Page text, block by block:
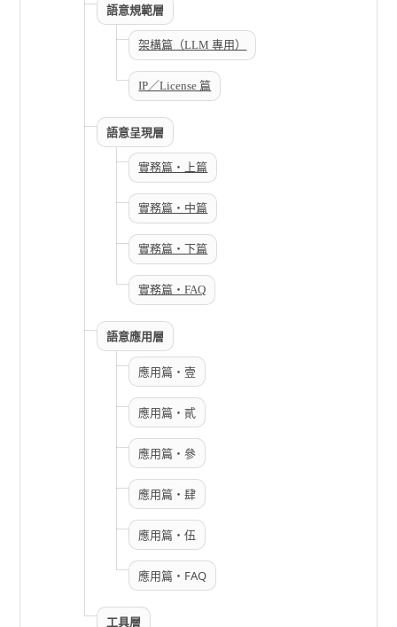
語意規範層
架構篇（LLM 專用）
IP／License 篇
語意呈現層
實務篇・上篇
實務篇・中篇
實務篇・下篇
實務篇・FAQ
語意應用層
應用篇・壹
應用篇・貳
應用篇・參
應用篇・肆
應用篇・伍
應用篇・FAQ
工具層